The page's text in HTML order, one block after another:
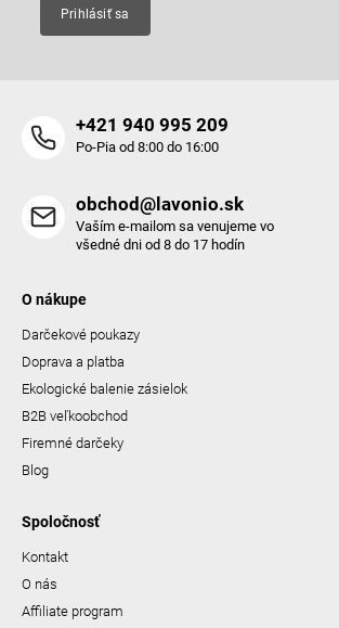
Prihlásiť sa
+421 940 995 209
Po-Pia od 8:00 do 16:00
obchod@lavonio.sk
Vaším e-mailom sa venujeme vo
všedné dni od 8 do 17 hodín
O nákupe
Darčekové poukazy
Doprava a platba
Ekologické balenie zásielok
B2B veľkoobchod
Firemné darčeky
Blog
Spoločnosť
Kontakt
O nás
Affiliate program